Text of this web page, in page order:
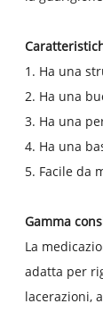
1. Ha una
2. Ha una
3. Ha una
4. Ha una
5. Facile da
Gamma
La
adatta per
lacerazioni,